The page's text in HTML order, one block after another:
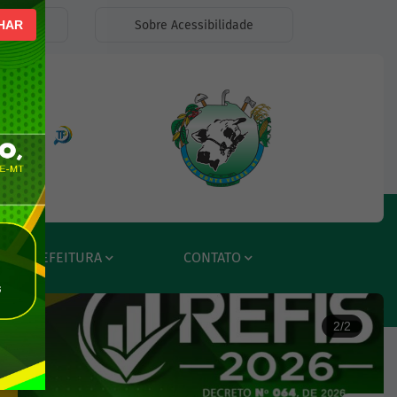
Sobre Acessibilidade
a Rede Social Facebook
a Rede Social Instagram
Acessar a Rede Social Radar
PREFEITURA CONTATO
2/2